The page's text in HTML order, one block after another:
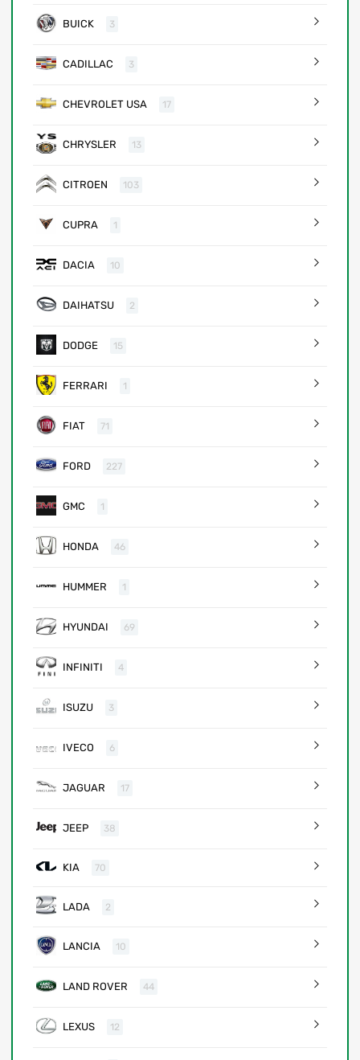
BUICK 3
CADILLAC 3
CHEVROLET USA 17
CHRYSLER 13
CITROEN 103
CUPRA 1
DACIA 10
DAIHATSU 2
DODGE 15
FERRARI 1
FIAT 71
FORD 227
GMC 1
HONDA 46
HUMMER 1
HYUNDAI 69
INFINITI 4
ISUZU 3
IVECO 6
JAGUAR 17
JEEP 38
KIA 70
LADA 2
LANCIA 10
LAND ROVER 44
LEXUS 12